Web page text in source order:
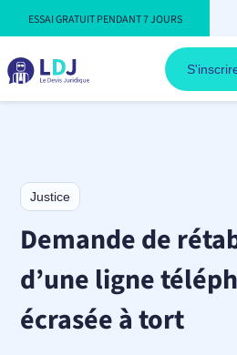
ESSAI GRATUIT PENDANT 7 JOURS
Justice
Demande de
d’une ligne
écrasée à tort